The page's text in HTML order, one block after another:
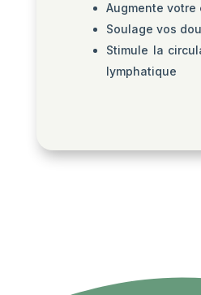
Augmente votre
Soulage vos
Stimule la
lymphatique